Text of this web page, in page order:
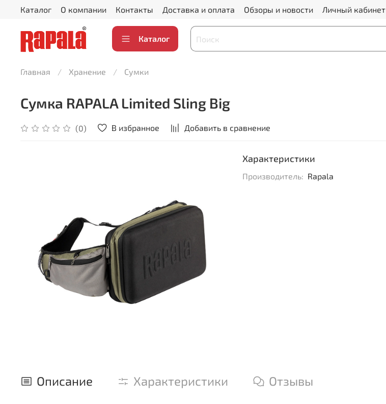
Каталог О компании Контакты Доставка и оплата Обзоры и новости Личный кабинет
Каталог
Главная Хранение Сумки
Сумка RAPALA Limited Sling Big
(0) В избранное Добавить в сравнение
Характеристики
Производитель: Rapala
Описание Характеристики Отзывы